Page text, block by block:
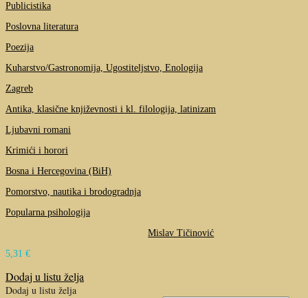
Publicistika
Poslovna literatura
Poezija
Kuharstvo/Gastronomija, Ugostiteljstvo, Enologija
Zagreb
Antika, klasične književnosti i kl. filologija, latinizam
Ljubavni romani
Krimići i horori
Bosna i Hercegovina (BiH)
Pomorstvo, nautika i brodogradnja
Popularna psihologija
Mislav Tičinović
5,31 €
Dodaj u listu želja
Dodaj u listu želja